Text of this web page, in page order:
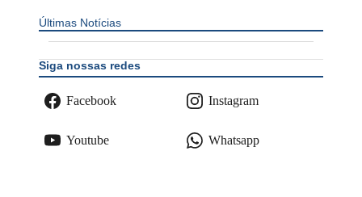
Últimas Notícias
Siga nossas redes
Facebook Instagram
Youtube Whatsapp